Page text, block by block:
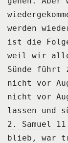
werden
ist die
weil wir alle
Sünde führt
nicht vor
nicht vor
lassen und
2. Samuel 11
blieb, war